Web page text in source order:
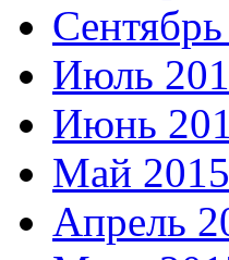
Июль
Июнь
Май 2015
Апрель